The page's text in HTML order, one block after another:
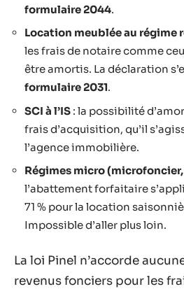
formulaire 2044.
Location meublée au régime
les frais de notaire comme
être amortis. La déclaration
formulaire 2031.
SCI à l’IS : la possibilité
frais d’acquisition, qu’il
l’agence immobilière.
Régimes micro
l’abattement forfaitaire
71 % pour la location
Impossible d’aller plus loin.
La loi Pinel n’accorde
revenus fonciers pour les